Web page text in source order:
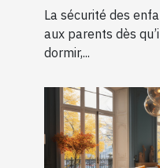
La sécurité des
aux parents dès
dormir,...